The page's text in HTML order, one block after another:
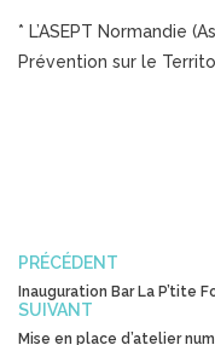
* L’ASEPT Normandie
Prévention sur le
PRÉCÉDENT
Inauguration Bar La P’tite
SUIVANT
Mise en place d’atelier